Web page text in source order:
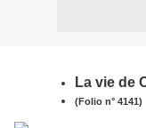
La vie de
(Folio n° 4141)